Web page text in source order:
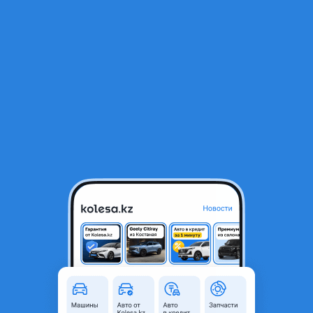
Радиатор дефузор вентилятор кондер
Алматы, Алматинская